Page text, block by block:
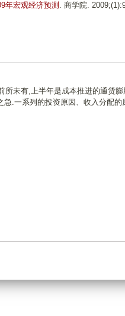
年宏观经济预测 . 商学院.
所未有,上半年是成本推进的通货
急.一系列的投资原因、收入分配